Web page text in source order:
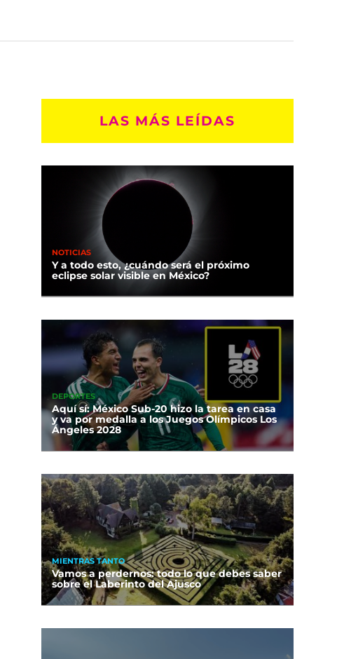
LAS MÁS LEÍDAS
NOTICIAS
Y a todo esto, ¿cuándo será el próximo
eclipse solar visible en México?
DEPORTES
Aquí sí: México Sub-20 hizo la tarea en casa
y va por medalla a los Juegos Olímpicos Los
Ángeles 2028
MIENTRAS TANTO
Vamos a perdernos: todo lo que debes saber
sobre el Laberinto del Ajusco